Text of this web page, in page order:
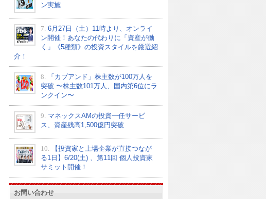
ン実施
7. 6月27日（土）11時より、オンライ
ン開催！あなたの代わりに「資産が働
く」《5種類》の投資スタイルを厳選紹
介！
8.
「カブアンド」株主数が100万人を
突破 〜株主数101万人、国内第6位にラ
ンクイン〜
9. マネックスAMの投資一任サービ
ス、資産残高1,500億円突破
10.
【投資家と上場企業が直接つなが
る1日】6/20(土) 、第11回 個人投資家
サミット開催！
お問い合わせ